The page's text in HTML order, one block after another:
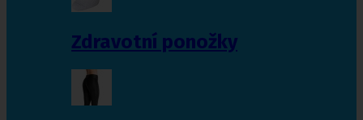
Zdravotní ponožky